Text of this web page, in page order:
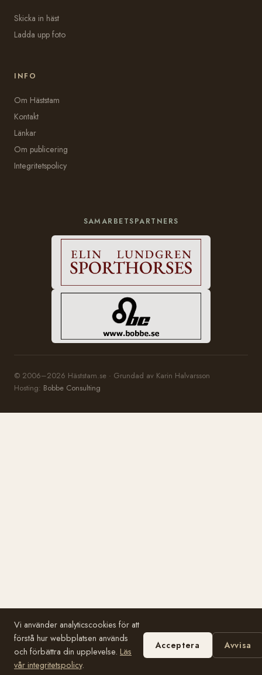
Skicka in häst
Ladda upp foto
INFO
Om Häststam
Kontakt
Länkar
Om publicering
Integritetspolicy
SAMARBETSPARTNERS
© 2006–2026 Häststam.se · Grundad av Karin Halvarsson
Hosting: Bobbe Consulting
Vi använder analyticscookies för att
förstå hur webbplatsen används
och förbättra din upplevelse. Läs
vår integritetspolicy.
Acceptera Avvisa